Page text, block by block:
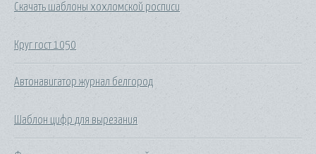
Скачать шаблоны хохломской росписи
Круг гост 1050
Автонавигатор журнал белгород
Шаблон цифр для вырезания